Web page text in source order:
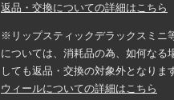
返品・交換についての詳細はこちら
※リップスティックデラックスミニ
については、消耗品の為、如何なる
しても返品・交換の対象外となりま
ウィールについての詳細はこちら